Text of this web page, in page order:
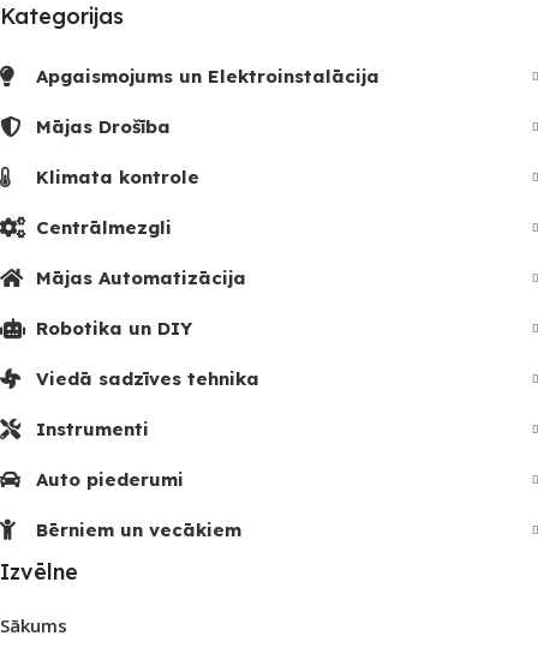
Kategorijas
Apgaismojums un Elektroinstalācija
Mājas Drošība
Klimata kontrole
Centrālmezgli
Mājas Automatizācija
Robotika un DIY
Viedā sadzīves tehnika
Instrumenti
Auto piederumi
Bērniem un vecākiem
Izvēlne
Sākums